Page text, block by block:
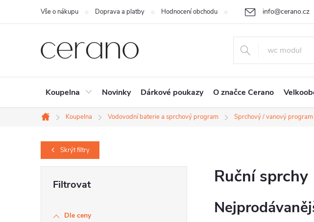
+420 226 400 232
info@cerano.cz
Vše o nákupu Doprava a platby Hodnocení obchodu Cenová nabídka na míru
Koupelna Novinky Dárkové poukazy O značce Cerano
Domů
Koupelna Vodovodní baterie a sprchový program Sprchový / vanový program
Skrýtfiltry
Dle ceny
Ruční sprchy